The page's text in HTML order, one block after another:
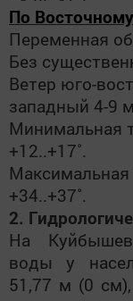
По
Переменная
Без
Ветер юго-
западный 4-9
Минимальная
+12..+17˚.
+34..+37˚.
2.
На
воды у
51,77 м (0 см),